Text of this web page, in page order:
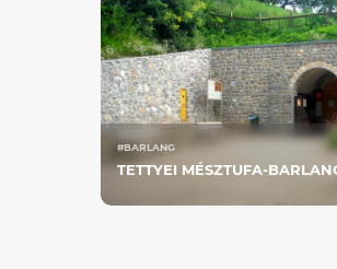
#BARLANG
TETTYEI MÉSZTUFA-